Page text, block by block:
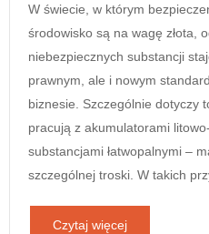
W świecie, w którym
środowisko są na wagę złota,
niebezpiecznych substancji
prawnym, ale i nowym
biznesie. Szczególnie dotyczy
pracują z akumulatorami
substancjami łatwopalnymi –
szczególnej troski. W takich
Czytaj więcej